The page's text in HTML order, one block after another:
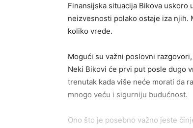
Finansijska situacija Bikova
neizvesnosti polako ostaje iza njih.
koliko vrede.
Mogući su važni poslovni
Neki Bikovi će prvi put posle dugo
trenutak kada više neće morati da
mnogo veću i sigurniju budućnost.
Ono što je posebno važno jeste